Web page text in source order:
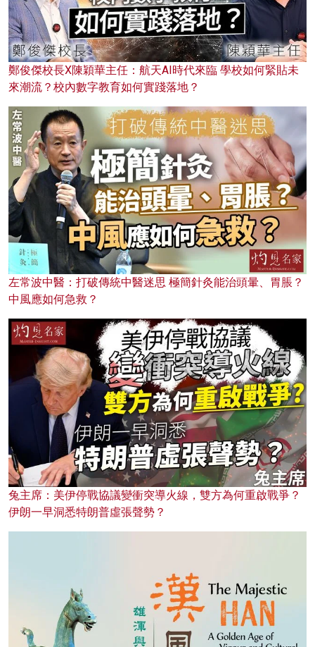
鄭俊傑校長X陳穎華主任：航天AI時代來臨 學校如何緊貼未
來潮流？校內數字教育如何實踐落地？
左常波中醫：打破傳統中醫迷思 極簡針灸能治頭暈、胃脹？
中風應如何急救？
兔主席：美伊停戰協議變衝突導火線，雙方為何重啟戰爭？
伊朗一早洞悉特朗普虛張聲勢？